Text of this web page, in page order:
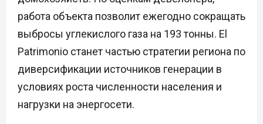
работа объекта позволит ежегодно сокращать
выбросы углекислого газа на 193 тонны. El
Patrimonio станет частью стратегии региона по
диверсификации источников генерации в
условиях роста численности населения и
нагрузки на энергосети.